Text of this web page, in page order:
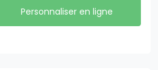
Personnaliser en ligne